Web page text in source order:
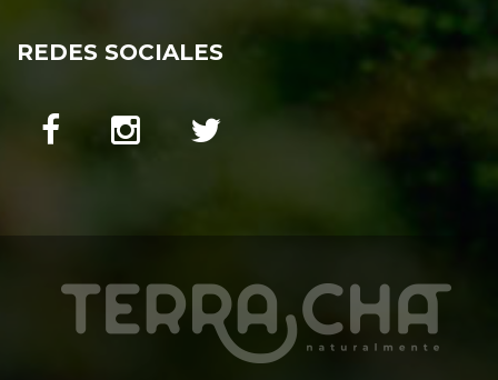
REDES SOCIALES